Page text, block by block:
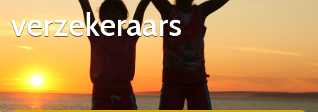
verzekeraars